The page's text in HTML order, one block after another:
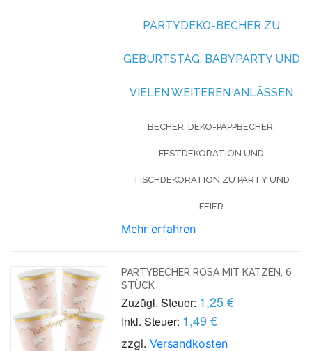
PARTYDEKO-BECHER ZU
GEBURTSTAG, BABYPARTY UND
VIELEN WEITEREN ANLÄSSEN
BECHER, DEKO-PAPPBECHER,
FESTDEKORATION UND
TISCHDEKORATION ZU PARTY UND
FEIER
Mehr erfahren
PARTYBECHER ROSA MIT KATZEN, 6
STÜCK
Zuzügl. Steuer: 1,25 €
Inkl. Steuer: 1,49 €
zzgl.Versandkosten